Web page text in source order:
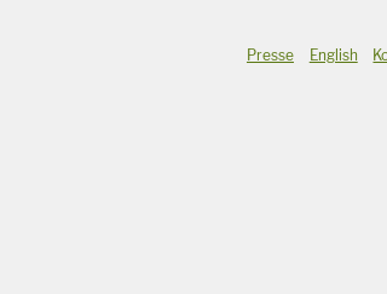
Presse English